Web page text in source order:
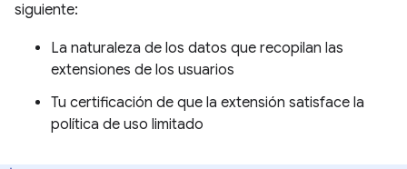
siguiente:
La naturaleza de los datos que recopilan las
extensiones de los usuarios
Tu certificación de que la extensión satisface la
política de uso limitado